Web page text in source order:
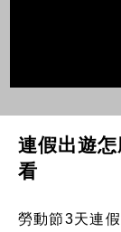
連假出遊
看
勞動節3天連